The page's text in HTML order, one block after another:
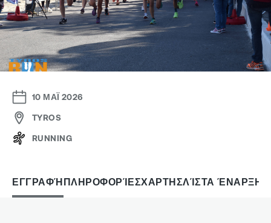
10 ΜΑΪ 2026
TYROS
RUNNING
ΕΓΓΡΑΦΉΠΛΗΡΟΦΟΡΊΕΣΧΑΡΤΗΣΛΊΣΤΑ ΈΝΑΡΞΗΣ